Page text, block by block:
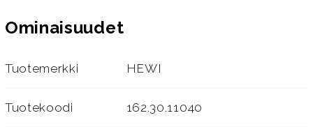
Ominaisuudet
Tuotemerkki HEWI
Tuotekoodi 162.30.11040